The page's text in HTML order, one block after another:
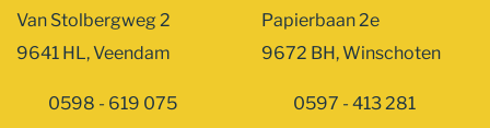
Van Stolbergweg 2
9641 HL, Veendam
0598 - 619 075
Papierbaan 2e
9672 BH, Winschoten
0597 - 413 281